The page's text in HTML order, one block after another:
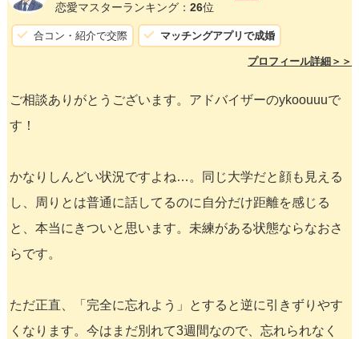
恋愛マスターランキング： 26位
合コン・紹介で交際 マッチングアプリで成婚
プロフィール詳細＞＞
ご相談ありがとうございます。アドバイザーのykoouuuで
す！
かなりしんどい状況ですよね…。同じ大学だと顔も見える
し、周りとは普通に話してるのに自分だけ距離を感じる
と、本当にきついと思います。未練がある状態ならなおさ
らです。
ただ正直、「完全に忘れよう」とすると逆に引きずりやす
くなります。今はまだ別れて3週間なので、忘れられなく